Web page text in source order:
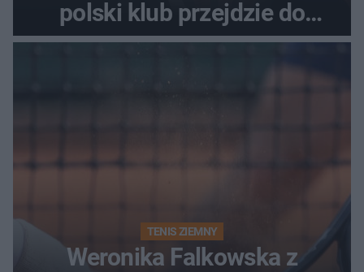
polski klub przejdzie do
historii
TENIS ZIEMNY
Weronika Falkowska z